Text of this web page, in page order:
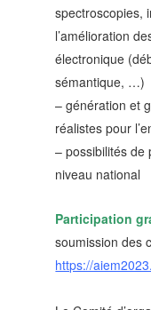
spectroscopies,
l’amélioration
électronique
sémantique, …)
– génération et
réalistes pour
– possibilités de
niveau national
Participation
soumission des
https://